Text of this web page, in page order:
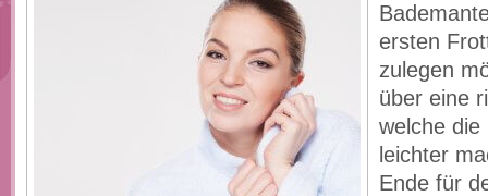
ersten
zulegen
über eine
welche die
leichter
Ende für